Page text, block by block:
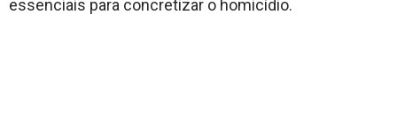
essenciais para concretizar o homicídio.